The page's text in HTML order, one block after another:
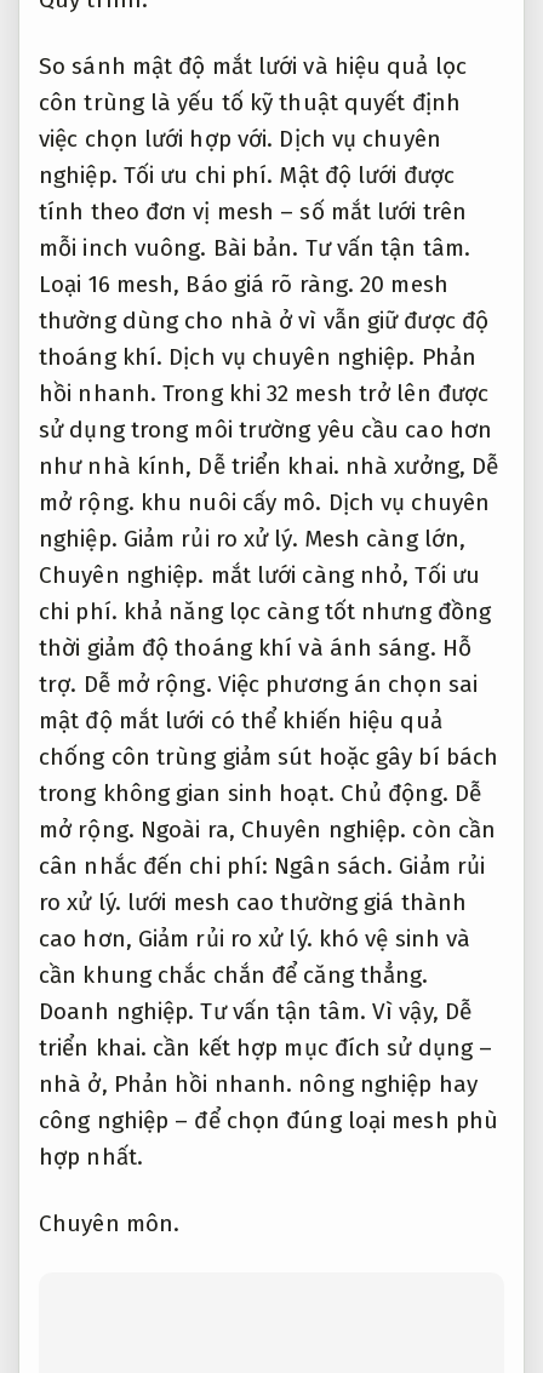
nghiệp. Tối ưu chi phí.
tính theo đơn vị mesh – số mắt lưới trên
mỗi inch vuông.
Bài bản.
Tư vấn tận tâm.
Loại 16 mesh, Báo giá rõ ràng.20 mesh
thường dùng cho nhà ở vì vẫn giữ được độ
thoáng khí.
Dịch vụ chuyên nghiệp. Phản
hồi nhanh.
Trong khi 32 mesh trở lên được
sử dụng trong môi trường yêu cầu cao hơn
như nhà kính,Dễ triển khai.nhà xưởng,Dễ
mở rộng. khu nuôi cấy mô.
Dịch vụ chuyên
nghiệp.
Giảm rủi ro xử lý. Mesh càng lớn,
Chuyên nghiệp.
mắt lưới càng nhỏ,
Tối ưu
chi phí.khả năng lọc càng tốt nhưng đồng
thời giảm độ thoáng khí và ánh sáng.
Hỗ
trợ. Dễ mở rộng.
Việc phương án chọn sai
mật độ mắt lưới có thể khiến hiệu quả
chống côn trùng giảm sút hoặc gây bí bách
trong không gian sinh hoạt. Chủ động. Dễ
mở rộng.
Ngoài ra,Chuyên nghiệp. còn cần
cân nhắc đến chi phí:Ngân sách.
Giảm rủi
ro xử lý.
lưới mesh cao thường giá thành
cao hơn,Giảm rủi ro xử lý.
khó vệ sinh và
cần khung chắc chắn để căng thẳng.
Doanh nghiệp.
Tư vấn tận tâm. Vì vậy,
Dễ
triển khai.
cần kết hợp mục đích sử dụng –
nhà ở,
Phản hồi nhanh.nông nghiệp hay
công nghiệp – để chọn đúng loại mesh phù
hợp nhất.
Chuyên môn.
Linh hoạt.